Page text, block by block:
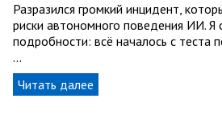
Разразился громкий инцидент,
риски автономного поведения ИИ. Я
подробности: всё началось с теста
…
Читать далее